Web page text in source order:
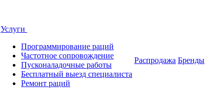
Услуги
Программирование раций
Частотное сопровождение
Пусконаладочные работы
Бесплатный выезд специалиста
Ремонт раций
Распродажа Бренды